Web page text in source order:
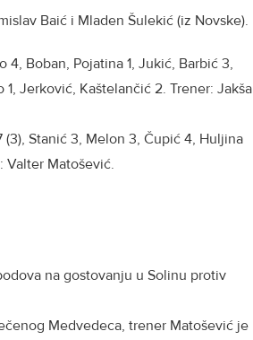
Baić i Mladen Šulekić (iz Novske).
4, Boban, Pojatina 1, Jukić, Barbić 3,
Jerković, Kaštelančić 2. Trener: Jakša
(3), Stanić 3, Melon 3, Čupić 4, Huljina
Valter Matošević.
na gostovanju u Solinu protiv
Medvedeca, trener Matošević je